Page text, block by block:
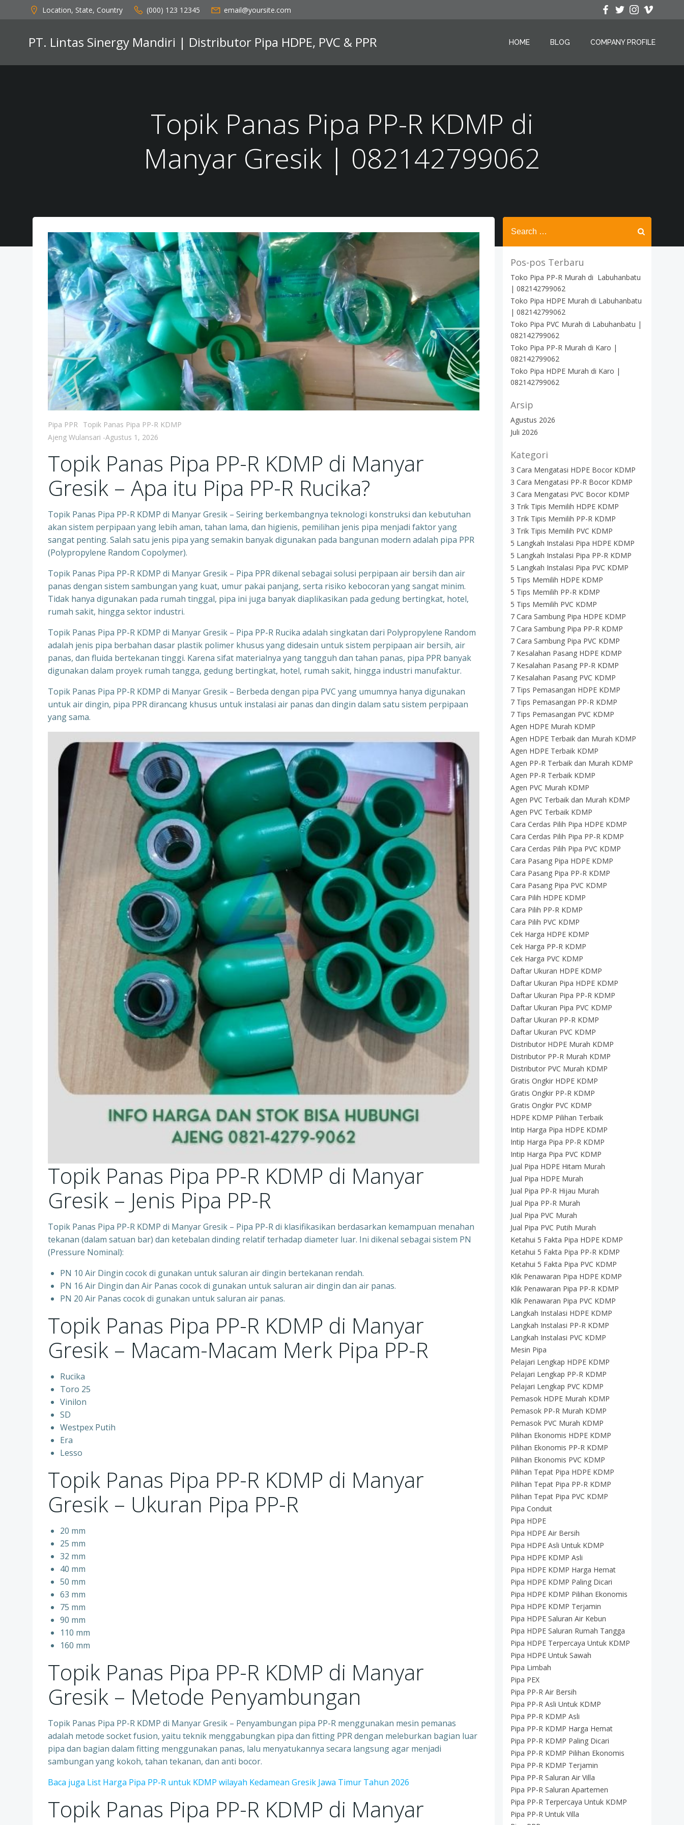
to
Location, State, Country (000) 123 12345 email@yoursite.com
PT. Lintas Sinergy Mandiri | Distributor Pipa HDPE, PVC & PPR HOME BLOG COMPANY PROFILE
Topik Panas Pipa PP-R KDMP di
Manyar Gresik | 082142799062
Pipa PPR Topik Panas Pipa PP-R KDMP
Ajeng Wulansari -Agustus 1, 2026
Topik Panas Pipa PP-R KDMP di Manyar
Gresik – Apa itu Pipa PP-R Rucika?
Topik Panas Pipa PP-R KDMP di Manyar Gresik – Seiring berkembangnya teknologi konstruksi dan kebutuhan
akan sistem perpipaan yang lebih aman, tahan lama, dan higienis, pemilihan jenis pipa menjadi faktor yang
sangat penting. Salah satu jenis pipa yang semakin banyak digunakan pada bangunan modern adalah pipa PPR
(Polypropylene Random Copolymer).
Topik Panas Pipa PP-R KDMP di Manyar Gresik – Pipa PPR dikenal sebagai solusi perpipaan air bersih dan air
panas dengan sistem sambungan yang kuat, umur pakai panjang, serta risiko kebocoran yang sangat minim.
Tidak hanya digunakan pada rumah tinggal, pipa ini juga banyak diaplikasikan pada gedung bertingkat, hotel,
rumah sakit, hingga sektor industri.
Topik Panas Pipa PP-R KDMP di Manyar Gresik – Pipa PP-R Rucika adalah singkatan dari Polypropylene Random
adalah jenis pipa berbahan dasar plastik polimer khusus yang didesain untuk sistem perpipaan air bersih, air
panas, dan fluida bertekanan tinggi. Karena sifat materialnya yang tangguh dan tahan panas, pipa PPR banyak
digunakan dalam proyek rumah tangga, gedung bertingkat, hotel, rumah sakit, hingga industri manufaktur.
Topik Panas Pipa PP-R KDMP di Manyar Gresik – Berbeda dengan pipa PVC yang umumnya hanya digunakan
untuk air dingin, pipa PPR dirancang khusus untuk instalasi air panas dan dingin dalam satu sistem perpipaan
yang sama.
Topik Panas Pipa PP-R KDMP di Manyar
Gresik – Jenis Pipa PP-R
Topik Panas Pipa PP-R KDMP di Manyar Gresik – Pipa PP-R di klasifikasikan berdasarkan kemampuan menahan
tekanan (dalam satuan bar) dan ketebalan dinding relatif terhadap diameter luar. Ini dikenal sebagai sistem PN
(Pressure Nominal):
PN 10 Air Dingin cocok di gunakan untuk saluran air dingin bertekanan rendah.
PN 16 Air Dingin dan Air Panas cocok di gunakan untuk saluran air dingin dan air panas.
PN 20 Air Panas cocok di gunakan untuk saluran air panas.
Topik Panas Pipa PP-R KDMP di Manyar
Gresik – Macam-Macam Merk Pipa PP-R
Rucika
Toro 25
Vinilon
SD
Westpex Putih
Era
Lesso
Topik Panas Pipa PP-R KDMP di Manyar
Gresik – Ukuran Pipa PP-R
20 mm
25 mm
32 mm
40 mm
50 mm
63 mm
75 mm
90 mm
110 mm
160 mm
Topik Panas Pipa PP-R KDMP di Manyar
Gresik – Metode Penyambungan
Topik Panas Pipa PP-R KDMP di Manyar Gresik – Penyambungan pipa PP-R menggunakan mesin pemanas
adalah metode socket fusion, yaitu teknik menggabungkan pipa dan fitting PPR dengan meleburkan bagian luar
pipa dan bagian dalam fitting menggunakan panas, lalu menyatukannya secara langsung agar menjadi
sambungan yang kokoh, tahan tekanan, dan anti bocor.
Baca juga List Harga Pipa PP-R untuk KDMP wilayah Kedamean Gresik Jawa Timur Tahun 2026
Topik Panas Pipa PP-R KDMP di Manyar
Search
for:
Pos-pos Terbaru
Toko Pipa PP-R Murah di Labuhanbatu
| 082142799062
Toko Pipa HDPE Murah di Labuhanbatu
| 082142799062
Toko Pipa PVC Murah di Labuhanbatu |
082142799062
Toko Pipa PP-R Murah di Karo |
082142799062
Toko Pipa HDPE Murah di Karo |
082142799062
Arsip
Agustus 2026
Juli 2026
Kategori
3 Cara Mengatasi HDPE Bocor KDMP
3 Cara Mengatasi PP-R Bocor KDMP
3 Cara Mengatasi PVC Bocor KDMP
3 Trik Tipis Memilih HDPE KDMP
3 Trik Tipis Memilih PP-R KDMP
3 Trik Tipis Memilih PVC KDMP
5 Langkah Instalasi Pipa HDPE KDMP
5 Langkah Instalasi Pipa PP-R KDMP
5 Langkah Instalasi Pipa PVC KDMP
5 Tips Memilih HDPE KDMP
5 Tips Memilih PP-R KDMP
5 Tips Memilih PVC KDMP
7 Cara Sambung Pipa HDPE KDMP
7 Cara Sambung Pipa PP-R KDMP
7 Cara Sambung Pipa PVC KDMP
7 Kesalahan Pasang HDPE KDMP
7 Kesalahan Pasang PP-R KDMP
7 Kesalahan Pasang PVC KDMP
7 Tips Pemasangan HDPE KDMP
7 Tips Pemasangan PP-R KDMP
7 Tips Pemasangan PVC KDMP
Agen HDPE Murah KDMP
Agen HDPE Terbaik dan Murah KDMP
Agen HDPE Terbaik KDMP
Agen PP-R Terbaik dan Murah KDMP
Agen PP-R Terbaik KDMP
Agen PVC Murah KDMP
Agen PVC Terbaik dan Murah KDMP
Agen PVC Terbaik KDMP
Cara Cerdas Pilih Pipa HDPE KDMP
Cara Cerdas Pilih Pipa PP-R KDMP
Cara Cerdas Pilih Pipa PVC KDMP
Cara Pasang Pipa HDPE KDMP
Cara Pasang Pipa PP-R KDMP
Cara Pasang Pipa PVC KDMP
Cara Pilih HDPE KDMP
Cara Pilih PP-R KDMP
Cara Pilih PVC KDMP
Cek Harga HDPE KDMP
Cek Harga PP-R KDMP
Cek Harga PVC KDMP
Daftar Ukuran HDPE KDMP
Daftar Ukuran Pipa HDPE KDMP
Daftar Ukuran Pipa PP-R KDMP
Daftar Ukuran Pipa PVC KDMP
Daftar Ukuran PP-R KDMP
Daftar Ukuran PVC KDMP
Distributor HDPE Murah KDMP
Distributor PP-R Murah KDMP
Distributor PVC Murah KDMP
Gratis Ongkir HDPE KDMP
Gratis Ongkir PP-R KDMP
Gratis Ongkir PVC KDMP
HDPE KDMP Pilihan Terbaik
Intip Harga Pipa HDPE KDMP
Intip Harga Pipa PP-R KDMP
Intip Harga Pipa PVC KDMP
Jual Pipa HDPE Hitam Murah
Jual Pipa HDPE Murah
Jual Pipa PP-R Hijau Murah
Jual Pipa PP-R Murah
Jual Pipa PVC Murah
Jual Pipa PVC Putih Murah
Ketahui 5 Fakta Pipa HDPE KDMP
Ketahui 5 Fakta Pipa PP-R KDMP
Ketahui 5 Fakta Pipa PVC KDMP
Klik Penawaran Pipa HDPE KDMP
Klik Penawaran Pipa PP-R KDMP
Klik Penawaran Pipa PVC KDMP
Langkah Instalasi HDPE KDMP
Langkah Instalasi PP-R KDMP
Langkah Instalasi PVC KDMP
Mesin Pipa
Pelajari Lengkap HDPE KDMP
Pelajari Lengkap PP-R KDMP
Pelajari Lengkap PVC KDMP
Pemasok HDPE Murah KDMP
Pemasok PP-R Murah KDMP
Pemasok PVC Murah KDMP
Pilihan Ekonomis HDPE KDMP
Pilihan Ekonomis PP-R KDMP
Pilihan Ekonomis PVC KDMP
Pilihan Tepat Pipa HDPE KDMP
Pilihan Tepat Pipa PP-R KDMP
Pilihan Tepat Pipa PVC KDMP
Pipa Conduit
Pipa HDPE
Pipa HDPE Air Bersih
Pipa HDPE Asli Untuk KDMP
Pipa HDPE KDMP Asli
Pipa HDPE KDMP Harga Hemat
Pipa HDPE KDMP Paling Dicari
Pipa HDPE KDMP Pilihan Ekonomis
Pipa HDPE KDMP Terjamin
Pipa HDPE Saluran Air Kebun
Pipa HDPE Saluran Rumah Tangga
Pipa HDPE Terpercaya Untuk KDMP
Pipa HDPE Untuk Sawah
Pipa Limbah
Pipa PEX
Pipa PP-R Air Bersih
Pipa PP-R Asli Untuk KDMP
Pipa PP-R KDMP Asli
Pipa PP-R KDMP Harga Hemat
Pipa PP-R KDMP Paling Dicari
Pipa PP-R KDMP Pilihan Ekonomis
Pipa PP-R KDMP Terjamin
Pipa PP-R Saluran Air Villa
Pipa PP-R Saluran Apartemen
Pipa PP-R Terpercaya Untuk KDMP
Pipa PP-R Untuk Villa